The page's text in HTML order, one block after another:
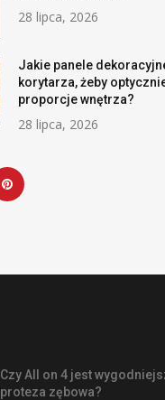
28 lipca, 2026
Jakie panele
korytarza, żeby
proporcje wnętrza?
28 lipca, 2026
Czy All on 4 jest
proteza zębowa?